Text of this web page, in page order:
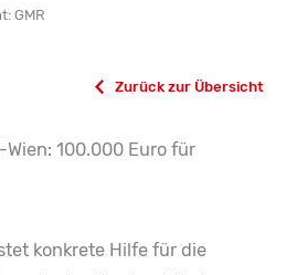
GMR
Zurück zur Übersicht
100.000 Euro für
konkrete Hilfe für die